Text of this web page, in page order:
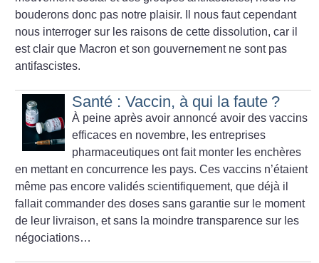
bouderons donc pas notre plaisir. Il nous faut cependant
nous interroger sur les raisons de cette dissolution, car il
est clair que Macron et son gouvernement ne sont pas
antifascistes.
Santé : Vaccin, à qui la faute ?
À peine après avoir annoncé avoir des vaccins
efficaces en novembre, les entreprises
pharmaceutiques ont fait monter les enchères
en mettant en concurrence les pays. Ces vaccins n’étaient
même pas encore validés scientifiquement, que déjà il
fallait commander des doses sans garantie sur le moment
de leur livraison, et sans la moindre transparence sur les
négociations…